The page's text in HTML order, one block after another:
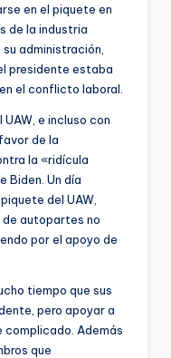
en el piquete en
de la industria
administración,
presidente estaba
el conflicto laboral.
e incluso con
de la
la «ridícula
Biden. Un día
del UAW,
de autopartes no
por el apoyo de
tiempo que sus
pero apoyar a
complicado. Además
que